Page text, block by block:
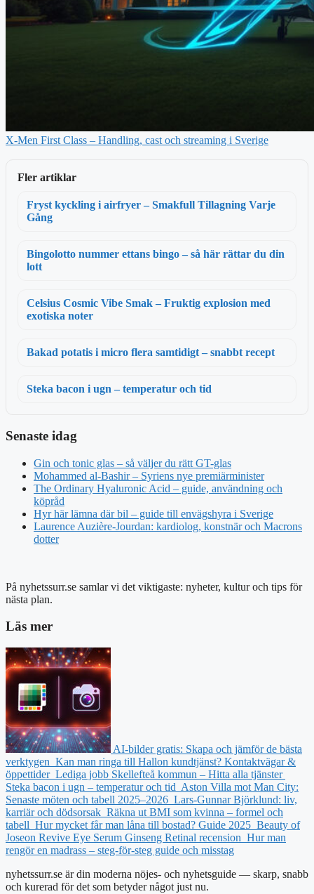
X-Men First Class – Handling, cast och streaming i Sverige
Fler artiklar
Fryst kyckling i airfryer – Smakfull Tillagning Varje
Gång
Bingolotto nummer ettans bingo – så här rättar du din
lott
Celsius Cosmic Vibe Smak – Fruktig explosion med
exotiska noter
Bakad potatis i micro flera samtidigt – snabbt recept
Steka bacon i ugn – temperatur och tid
Senaste idag
Gin och tonic glas – så väljer du rätt GT-glas
Mohammed al-Bashir – Syriens nye premiärminister
The Ordinary Hyaluronic Acid – guide, användning och
köpråd
Hyr här lämna där bil – guide till envägshyra i Sverige
Laurence Auzière-Jourdan: kardiolog, konstnär och Macrons
dotter
På nyhetssurr.se samlar vi det viktigaste: nyheter, kultur och tips för
nästa plan.
Läs mer
AI-bilder gratis: Skapa och jämför de bästa
verktygen Kan man ringa till Hallon kundtjänst? Kontaktvägar &
öppettider Lediga jobb Skellefteå kommun – Hitta alla tjänster
Steka bacon i ugn – temperatur och tid Aston Villa mot Man City:
Senaste möten och tabell 2025–2026 Lars-Gunnar Björklund: liv,
karriär och dödsorsak Räkna ut BMI som kvinna – formel och
tabell Hur mycket får man låna till bostad? Guide 2025 Beauty of
Joseon Revive Eye Serum Ginseng Retinal recension Hur man
rengör en madrass – steg-för-steg guide och misstag
nyhetssurr.se är din moderna nöjes- och nyhetsguide — skarp, snabb
och kurerad för det som betyder något just nu.